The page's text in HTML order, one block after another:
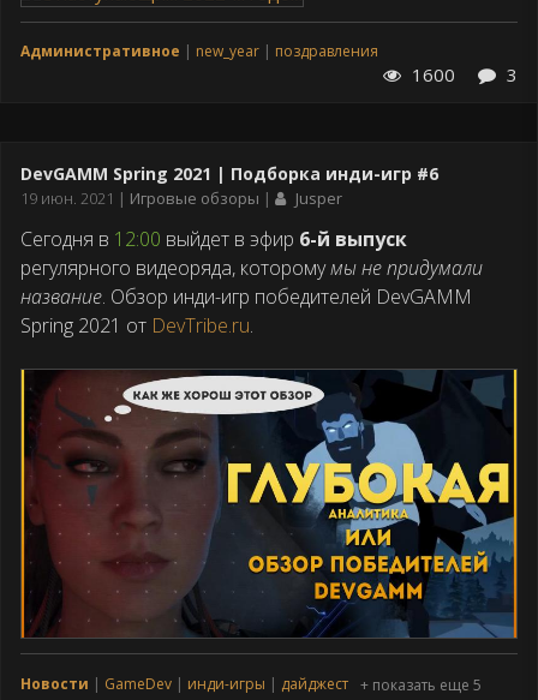
Административное new_year поздравления
1600 3
DevGAMM Spring 2021 | Подборка инди-игр #6
Дата
19 июн. 2021 Игровые обзоры Jusper
Cегодня в 12:00 выйдет в эфир 6-й выпуск
регулярного видеоряда, которомумы не придумали
название. Обзор инди-игр победителей DevGAMM
Spring 2021 от DevTribe.ru.
Новости GameDev инди-игры дайджест + показать еще 5